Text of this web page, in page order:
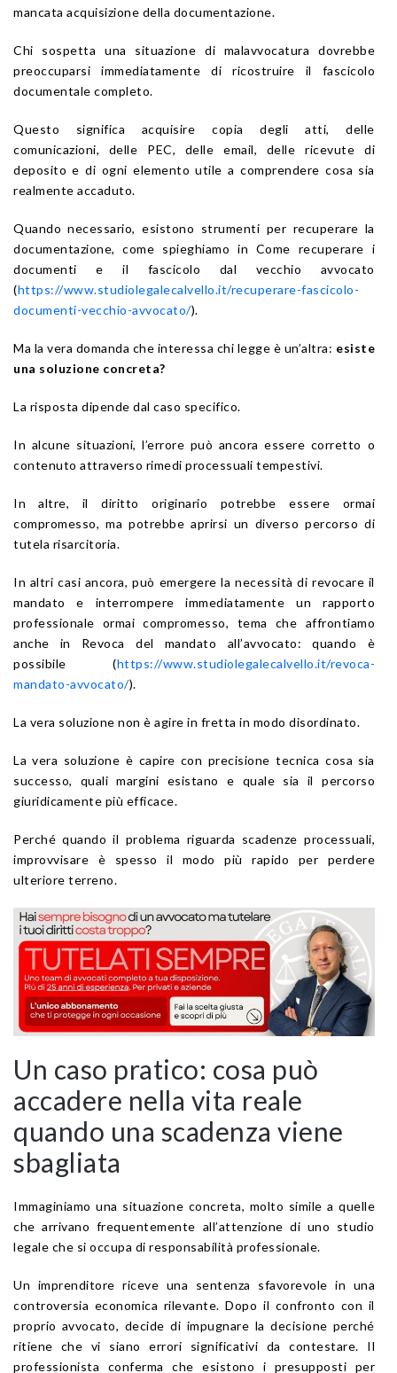
mancata acquisizione della documentazione.
Chi sospetta una situazione di malavvocatura dovrebbe
preoccuparsi immediatamente di ricostruire il fascicolo
documentale completo.
Questo significa acquisire copia degli atti, delle
comunicazioni, delle PEC, delle email, delle ricevute di
deposito e di ogni elemento utile a comprendere cosa sia
realmente accaduto.
Quando necessario, esistono strumenti per recuperare la
documentazione, come spieghiamo in Come recuperare i
documenti e il fascicolo dal vecchio avvocato
(https://www.studiolegalecalvello.it/recuperare-fascicolo-
documenti-vecchio-avvocato/).
Ma la vera domanda che interessa chi legge è un’altra: esiste
una soluzione concreta?
La risposta dipende dal caso specifico.
In alcune situazioni, l’errore può ancora essere corretto o
contenuto attraverso rimedi processuali tempestivi.
In altre, il diritto originario potrebbe essere ormai
compromesso, ma potrebbe aprirsi un diverso percorso di
tutela risarcitoria.
In altri casi ancora, può emergere la necessità di revocare il
mandato e interrompere immediatamente un rapporto
professionale ormai compromesso, tema che affrontiamo
anche in Revoca del mandato all’avvocato: quando è
possibile (https://www.studiolegalecalvello.it/revoca-
mandato-avvocato/).
La vera soluzione non è agire in fretta in modo disordinato.
La vera soluzione è capire con precisione tecnica cosa sia
successo, quali margini esistano e quale sia il percorso
giuridicamente più efficace.
Perché quando il problema riguarda scadenze processuali,
improvvisare è spesso il modo più rapido per perdere
ulteriore terreno.
Un caso pratico: cosa può
accadere nella vita reale
quando una scadenza viene
sbagliata
Immaginiamo una situazione concreta, molto simile a quelle
che arrivano frequentemente all’attenzione di uno studio
legale che si occupa di responsabilità professionale.
Un imprenditore riceve una sentenza sfavorevole in una
controversia economica rilevante. Dopo il confronto con il
proprio avvocato, decide di impugnare la decisione perché
ritiene che vi siano errori significativi da contestare. Il
professionista conferma che esistono i presupposti per